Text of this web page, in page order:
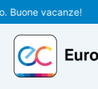
Vai
al
contenuto
vacanze!